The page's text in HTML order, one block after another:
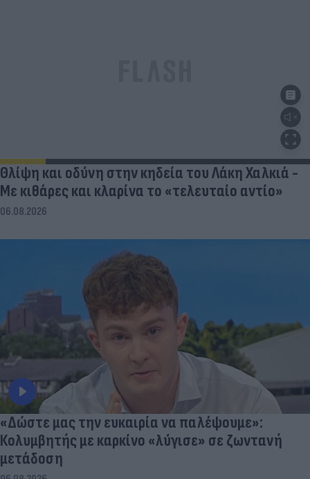
Θλίψη και οδύνη στην κηδεία του Λάκη Χαλκιά -
Με κιθάρες και κλαρίνα το «τελευταίο αντίο»
06.08.2026
«Δώστε μας την ευκαιρία να παλέψουμε»:
Κολυμβητής με καρκίνο «λύγισε» σε ζωντανή
μετάδοση